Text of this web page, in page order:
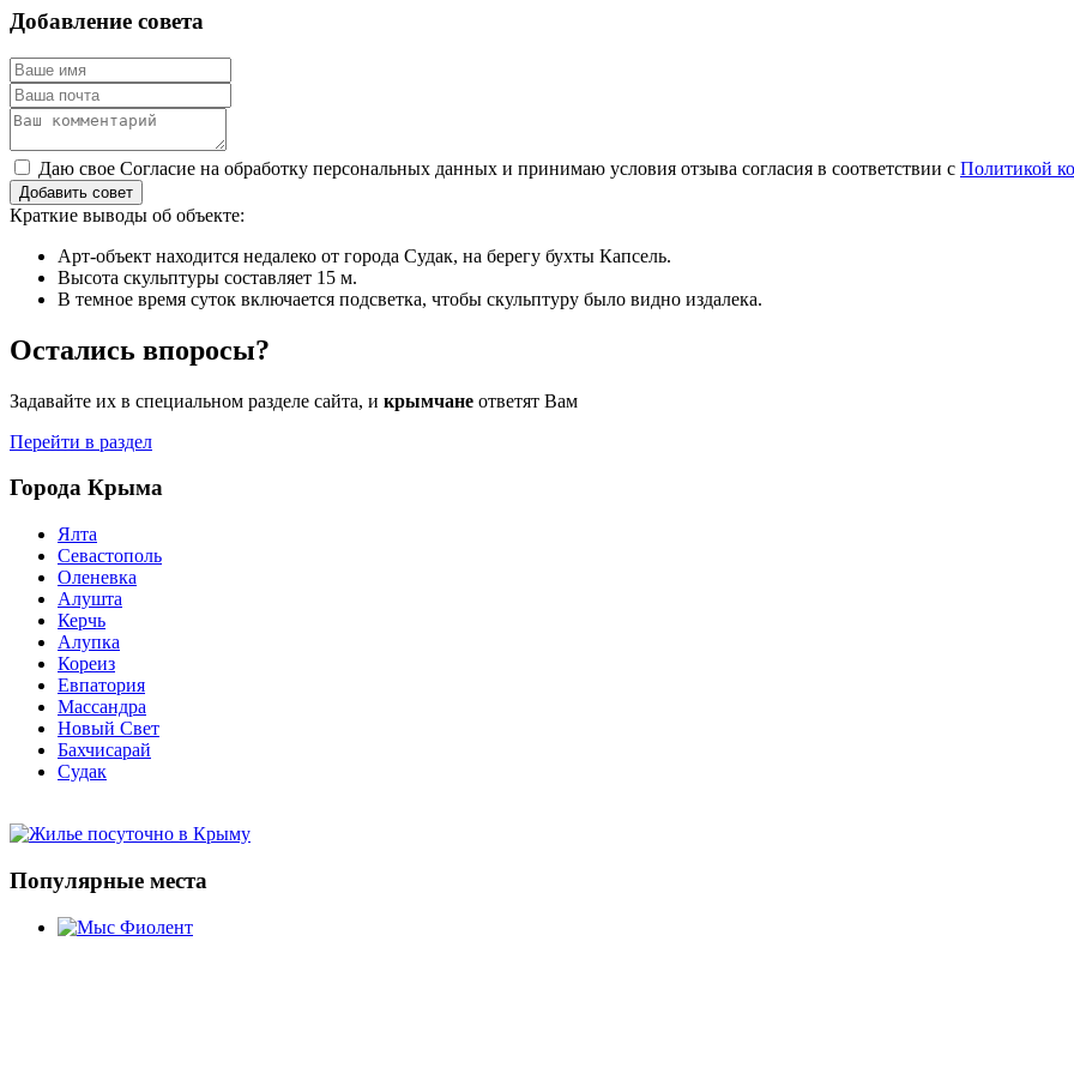
Добавление совета
Даю свое Согласие на обработку персональных данных и принимаю условия отзыва согласия в соответствии с Политикой
Добавить совет
Краткие выводы об объекте:
Арт-объект находится недалеко от города Судак, на берегу бухты Капсель.
Высота скульптуры составляет 15 м.
В темное время суток включается подсветка, чтобы скульптуру было видно издалека.
Остались впоросы?
Задавайте их в специальном разделе сайта, и крымчане ответят Вам
Перейти в раздел
Города Крыма
Ялта
Севастополь
Оленевка
Алушта
Керчь
Алупка
Кореиз
Евпатория
Массандра
Новый Свет
Бахчисарай
Судак
Популярные места